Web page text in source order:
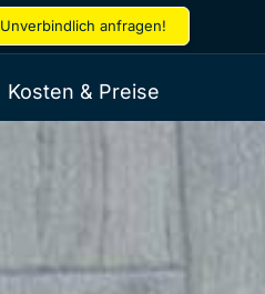
Unverbindlich anfragen!
Kosten & Preise